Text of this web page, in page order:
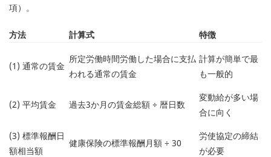
項）。
方法 計算式 特徴
(1) 通常の賃金
所定労働時間労働した場合に支払
われる通常の賃金
計算が簡単で最
も一般的
(2) 平均賃金 過去3か月の賃金総額 ÷ 暦日数
変動給が多い場
合に向く
(3) 標準報酬日
額相当額
健康保険の標準報酬月額 ÷ 30
労使協定の締結
が必要